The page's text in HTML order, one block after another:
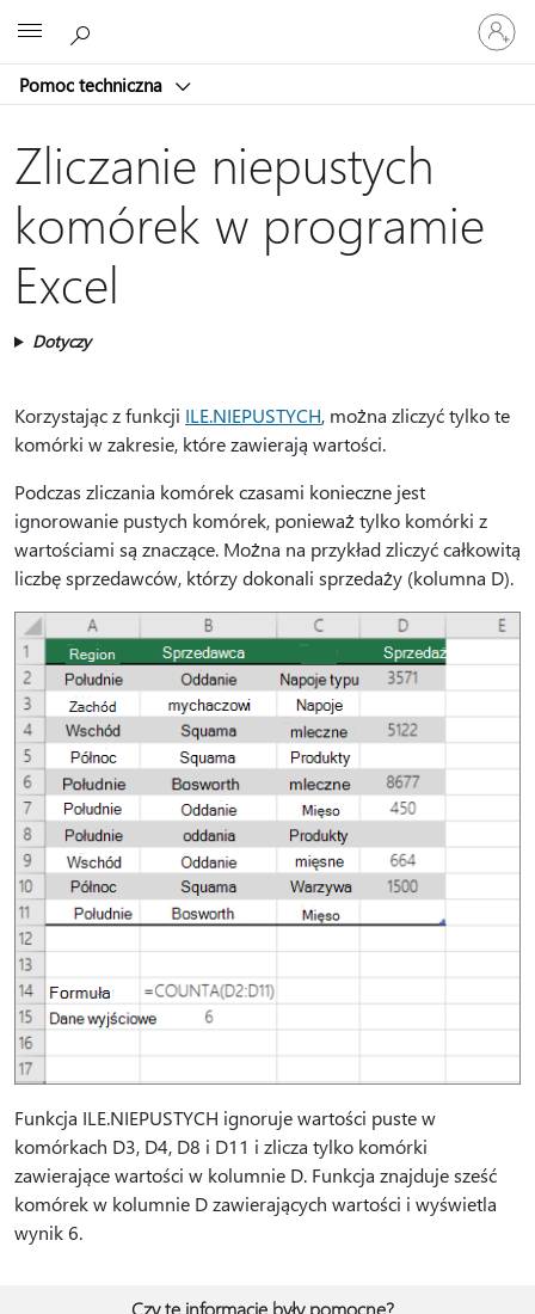
Pomoc techniczna
Zaloguj
się
do
konta
Zliczanie niepustych
komórek w programie
Excel
Dotyczy
Korzystając z funkcji ILE.NIEPUSTYCH, można zliczyć tylko te
komórki w zakresie, które zawierają wartości.
Podczas zliczania komórek czasami konieczne jest
ignorowanie pustych komórek, ponieważ tylko komórki z
wartościami są znaczące. Można na przykład zliczyć całkowitą
liczbę sprzedawców, którzy dokonali sprzedaży (kolumna D).
Funkcja ILE.NIEPUSTYCH ignoruje wartości puste w
komórkach D3, D4, D8 i D11 i zlicza tylko komórki
zawierające wartości w kolumnie D. Funkcja znajduje sześć
komórek w kolumnie D zawierających wartości i wyświetla
wynik 6.
Czy te informacje były pomocne?